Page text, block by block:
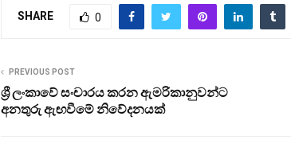
SHARE 0
PREVIOUS POST
ශ්‍රී ලංකාවේ සංචාරය කරන ඇමරිකානුවන්ට
අනතුරු ඇඟවීමේ නිවේදනයක්